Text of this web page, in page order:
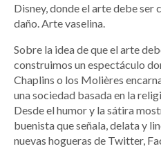
Disney, donde el arte debe ser
daño. Arte vaselina.
Sobre la idea de que el arte
construimos un espectáculo
Chaplins o los Molières
una sociedad basada en la
Desde el humor y la sátira
buenista que señala, delata y
nuevas hogueras de Twitter,